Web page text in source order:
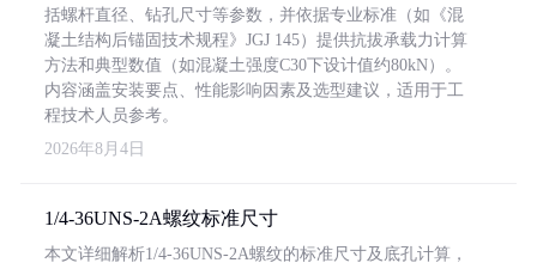
括螺杆直径、钻孔尺寸等参数，并依据专业标准（如《混
凝土结构后锚固技术规程》JGJ 145）提供抗拔承载力计算
方法和典型数值（如混凝土强度C30下设计值约80kN）。
内容涵盖安装要点、性能影响因素及选型建议，适用于工
程技术人员参考。
2026年8月4日
1/4-36UNS-2A螺纹标准尺寸
本文详细解析1/4-36UNS-2A螺纹的标准尺寸及底孔计算，